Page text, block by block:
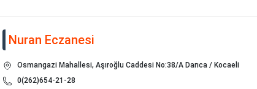
Nuran Eczanesi
Osmangazi Mahallesi, Aşıroğlu Caddesi No:38/A Darıca / Kocaeli
0(262)654-21-28